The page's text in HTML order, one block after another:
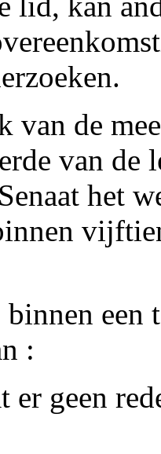
van de
van de
het
binnen
:
geen